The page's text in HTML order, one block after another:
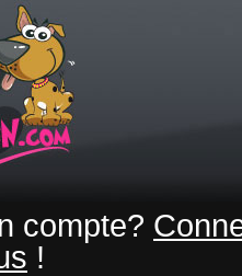
compte?
!